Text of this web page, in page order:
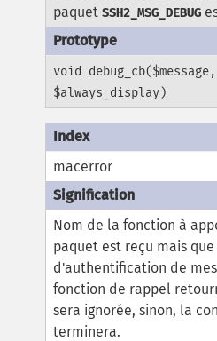
paquetSSH2_MSG_DEBUG
void
$always_display)
macerror
Nom de la fonction à
paquet est reçu mais
d'authentification de
fonction de rappel
sera ignorée, sinon, la
terminera.